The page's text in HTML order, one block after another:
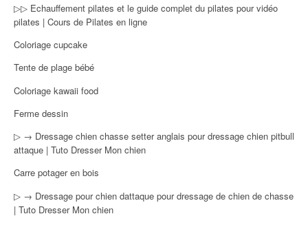
▷▷ Echauffement pilates et le guide complet du pilates pour vidéo
pilates | Cours de Pilates en ligne
Coloriage cupcake
Tente de plage bébé
Coloriage kawaii food
Ferme dessin
▷ → Dressage chien chasse setter anglais pour dressage chien pitbull
attaque | Tuto Dresser Mon chien
Carre potager en bois
▷ → Dressage pour chien dattaque pour dressage de chien de chasse
| Tuto Dresser Mon chien